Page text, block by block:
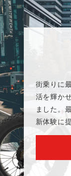
街乗りに
活を輝か
ました。
新体験に